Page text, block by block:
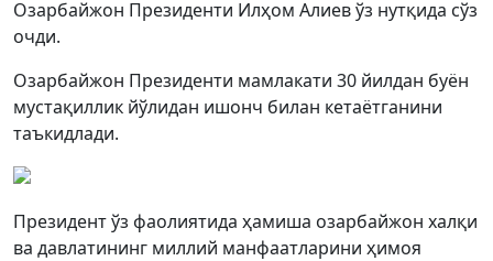
Озарбайжон Президенти Илҳом Алиев ўз нутқида сўз
очди.
Озарбайжон Президенти мамлакати 30 йилдан буён
мустақиллик йўлидан ишонч билан кетаётганини
таъкидлади.
Президент ўз фаолиятида ҳамиша озарбайжон халқи
ва давлатининг миллий манфаатларини ҳимоя